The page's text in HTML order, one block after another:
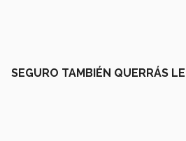
SEGURO TAMBIÉN QUERRÁS